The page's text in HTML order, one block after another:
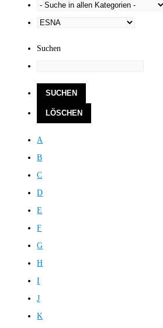
Suchen
A
B
C
D
E
F
G
H
I
J
K